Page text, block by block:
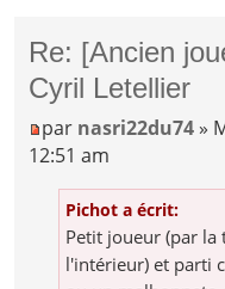
Re: [Ancien
Cyril Letellier
par nasri22du74 »
12:51 am
Pichot a écrit:
Petit joueur (par la
l'intérieur) et parti